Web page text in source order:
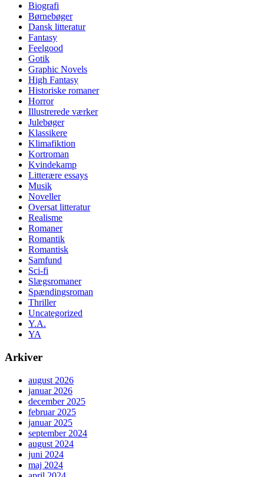
Biografi
Børnebøger
Dansk litteratur
Fantasy
Feelgood
Gotik
Graphic Novels
High Fantasy
Historiske romaner
Horror
Illustrerede værker
Julebøger
Klassikere
Klimafiktion
Kortroman
Kvindekamp
Litterære essays
Musik
Noveller
Oversat litteratur
Realisme
Romaner
Romantik
Romantisk
Samfund
Sci-fi
Slægsromaner
Spændingsroman
Thriller
Uncategorized
Y.A.
YA
Arkiver
august 2026
januar 2026
december 2025
februar 2025
januar 2025
september 2024
august 2024
juni 2024
maj 2024